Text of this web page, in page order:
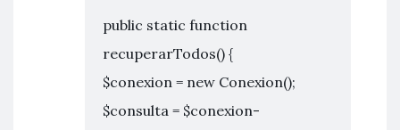
public static function
recuperarTodos() {
$conexion = new Conexion();
$consulta = $conexion-